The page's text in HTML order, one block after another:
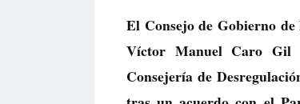
El Consejo de Gobierno
Víctor Manuel Caro Gil
Consejería de